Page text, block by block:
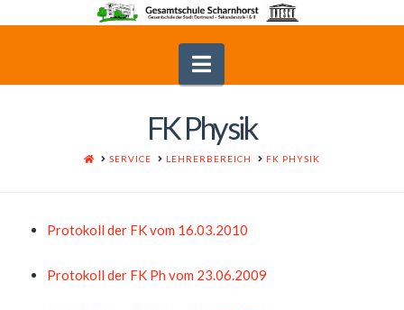
Navigation
FK Physik
HOMESERVICE LEHRERBEREICH FK PHYSIK
Protokoll der FK vom 16.03.2010
Protokoll der FK Ph vom 23.06.2009